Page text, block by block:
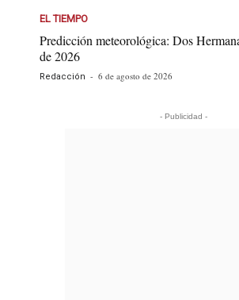
EL TIEMPO
Predicción meteorológica: Dos
de 2026
Redacción - 6 de agosto de 2026
- Publicidad -